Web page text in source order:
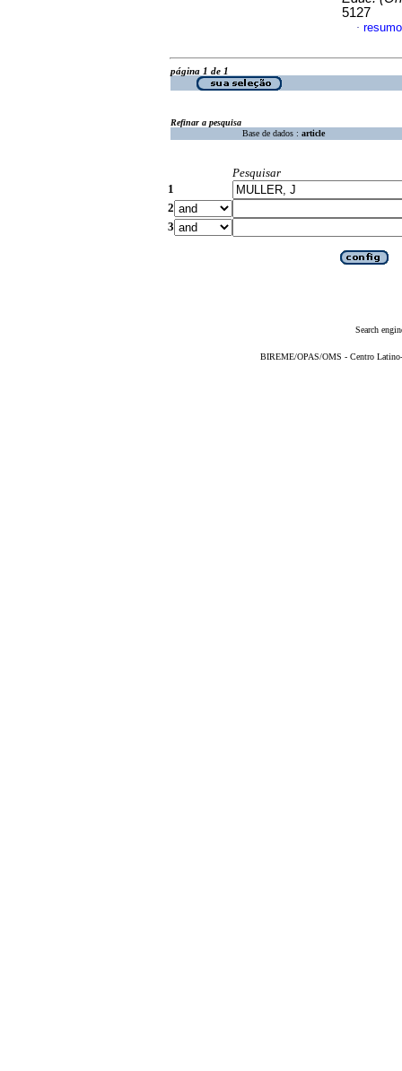
5127
·
página 1 de 1
Refinar a pesquisa
Base de dados : article
Pesquisar
1
2
3
Search
BIREME/OPAS/OMS - Centro Latino-